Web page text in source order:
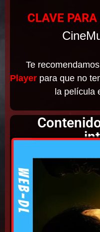
CLAVE
Te
Player para que no
la película